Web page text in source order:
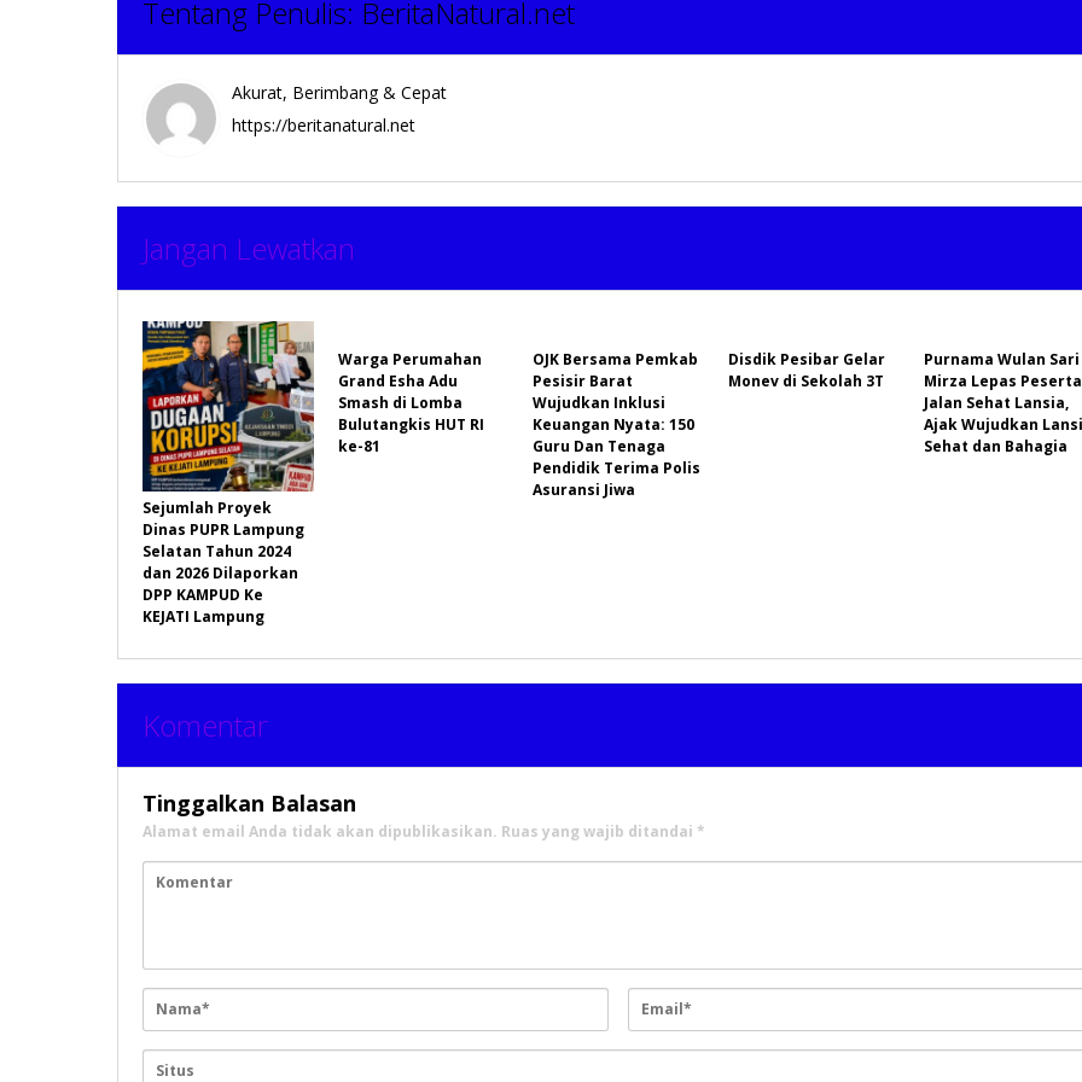
Tentang Penulis: BeritaNatural.net
Akurat, Berimbang & Cepat
https://beritanatural.net
Jangan Lewatkan
Sejumlah Proyek
Dinas PUPR Lampung
Selatan Tahun 2024
dan 2026 Dilaporkan
DPP KAMPUD Ke
KEJATI Lampung
Warga Perumahan
Grand Esha Adu
Smash di Lomba
Bulutangkis HUT RI
ke-81
OJK Bersama Pemkab
Pesisir Barat
Wujudkan Inklusi
Keuangan Nyata: 150
Guru Dan Tenaga
Pendidik Terima Polis
Asuransi Jiwa
Disdik Pesibar Gelar
Monev di Sekolah 3T
Purnama Wulan Sari
Mirza Lepas Peserta
Jalan Sehat Lansia,
Ajak Wujudkan
Sehat dan Bahagia
Komentar
Tinggalkan Balasan
Alamat email Anda tidak akan dipublikasikan. Ruas yang wajib ditandai *